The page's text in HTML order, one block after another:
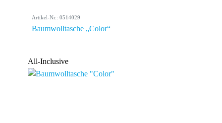
Artikel-Nr.: 0514029
Baumwolltasche „Color“
All-Inclusive